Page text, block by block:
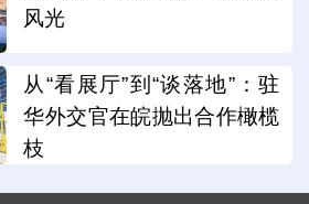
风光
从“看展厅”到“谈落地”：驻
华外交官在皖抛出合作橄榄
枝